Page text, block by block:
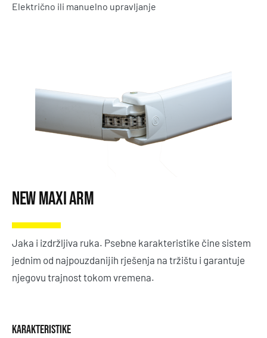
Električno ili manuelno upravljanje
New Maxi Arm
Jaka i izdržljiva ruka. Psebne karakteristike čine sistem
jednim od najpouzdanijih rješenja na tržištu i garantuje
njegovu trajnost tokom vremena.
KARAKTERISTIKE